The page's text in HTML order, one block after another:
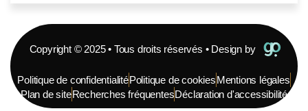
Copyright © 2025 • Tous droits réservés • Design by
Politique de confidentialitéPolitique de cookiesMentions légales
Plan de siteRecherches fréquentesDéclaration d'accessibilité